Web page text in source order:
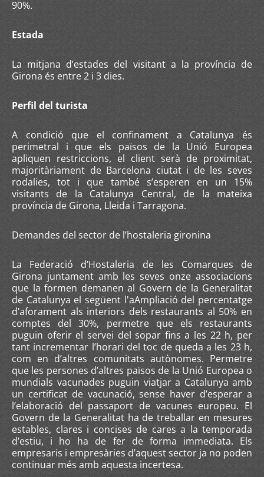
90%.
Estada
La mitjana d’estades del visitant a la província de
Girona és entre 2 i 3 dies.
Perfil del turista
A condició que el confinament a Catalunya és
perimetral i que els països de la Unió Europea
apliquen restriccions, el client serà de proximitat,
majoritàriament de Barcelona ciutat i de les seves
rodalies, tot i que també s’esperen en un 15%
visitants de la Catalunya Central, de la mateixa
província de Girona, Lleida i Tarragona.
Demandes del sector de l’hostaleria gironina
La Federació d’Hostaleria de les Comarques de
Girona juntament amb les seves onze associacions
que la formen demanen al Govern de la Generalitat
de Catalunya el següent l'aAmpliació del percentatge
d’aforament als interiors dels restaurants al 50% en
comptes del 30%, permetre que els restaurants
puguin oferir el servei del sopar fins a les 22 h, per
tant incrementar l’horari del toc de queda a les 23 h,
com en d’altres comunitats autònomes. Permetre
que les persones d’altres països de la Unió Europea o
mundials vacunades puguin viatjar a Catalunya amb
un certificat de vacunació, sense haver d’esperar a
l’elaboració del passaport de vacunes europeu. El
Govern de la Generalitat ha de treballar en mesures
estables, clares i concises de cares a la temporada
d’estiu, i ho ha de fer de forma immediata. Els
empresaris i empresàries d’aquest sector ja no poden
continuar més amb aquesta incertesa.